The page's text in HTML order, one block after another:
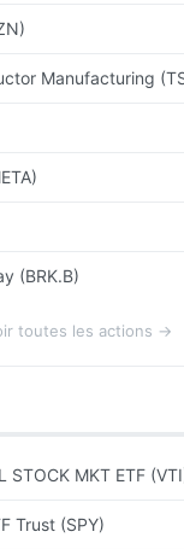
Manufacturing
(BRK.B)
toutes les actions →
STOCK MKT ETF
Trust (SPY)